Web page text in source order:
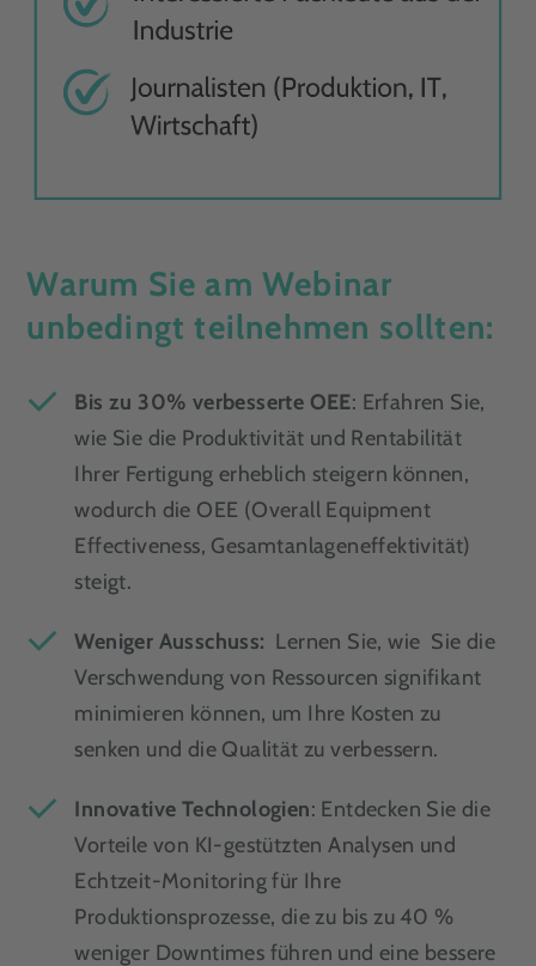
Warum Sie am Webinar
unbedingt teilnehmen sollten:
Bis zu 30% verbesserte OEE: Erfahren Sie,
wie Sie die Produktivität und Rentabilität
Ihrer Fertigung erheblich steigern können,
wodurch die OEE (Overall Equipment
Effectiveness, Gesamtanlageneffektivität)
steigt.
Weniger Ausschuss: Lernen Sie, wie Sie die
Verschwendung von Ressourcen signifikant
minimieren können, um Ihre Kosten zu
senken und die Qualität zu verbessern.
Innovative Technologien: Entdecken Sie die
Vorteile von KI-gestützten Analysen und
Echtzeit-Monitoring für Ihre
Produktionsprozesse, die zu bis zu 40 %
weniger Downtimes führen und eine bessere